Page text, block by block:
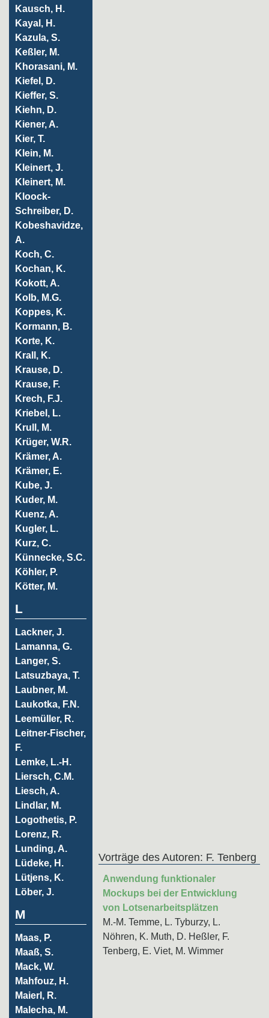
Kausch, H.
Kayal, H.
Kazula, S.
Keßler, M.
Khorasani, M.
Kiefel, D.
Kieffer, S.
Kiehn, D.
Kiener, A.
Kier, T.
Klein, M.
Kleinert, J.
Kleinert, M.
Kloock-
Schreiber, D.
Kobeshavidze,
A.
Koch, C.
Kochan, K.
Kokott, A.
Kolb, M.G.
Koppes, K.
Kormann, B.
Korte, K.
Krall, K.
Krause, D.
Krause, F.
Krech, F.J.
Kriebel, L.
Krull, M.
Krüger, W.R.
Krämer, A.
Krämer, E.
Kube, J.
Kuder, M.
Kuenz, A.
Kugler, L.
Kurz, C.
Künnecke, S.C.
Köhler, P.
Kötter, M.
L
Lackner, J.
Lamanna, G.
Langer, S.
Latsuzbaya, T.
Laubner, M.
Laukotka, F.N.
Leemüller, R.
Leitner-Fischer,
F.
Lemke, L.-H.
Liersch, C.M.
Liesch, A.
Lindlar, M.
Logothetis, P.
Lorenz, R.
Lunding, A.
Lüdeke, H.
Lütjens, K.
Löber, J.
M
Maas, P.
Maaß, S.
Mack, W.
Mahfouz, H.
Maierl, R.
Malecha, M.
Vorträge des Autoren: F. Tenberg
Anwendung funktionaler
Mockups bei der Entwicklung
von Lotsenarbeitsplätzen
M.-M. Temme, L. Tyburzy, L.
Nöhren, K. Muth, D. Heßler, F.
Tenberg, E. Viet, M. Wimmer